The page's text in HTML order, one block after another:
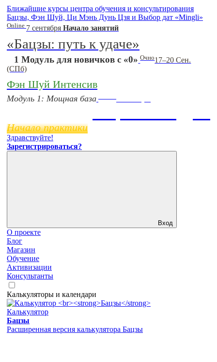
Ближайшие курсы центра обучения и консультирования
Бацзы, Фэн Шуй, Ци Мэнь Дунь Цзя и Выбор дат «Mingli»
Online 7 сентября Начало занятий
«Бацзы: путь к удаче»
1 Модуль для новичков с «0» Очно17–20 Сен.
(СПб)
Фэн Шуй Интенсив
Модуль 1: Мощная база
Начало практики
Здравствуйте!
Зарегистрироваться?
Вход
О проекте
Блог
Магазин
Обучение
Активизации
Консультанты
Калькуляторы и календари
Калькулятор
Бацзы
Расширенная версия калькулятора Бацзы